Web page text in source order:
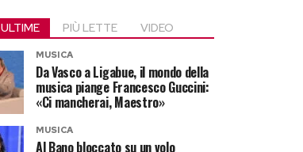
ULTIME PIÙ LETTE VIDEO
MUSICA
Da Vasco a Ligabue, il mondo della
musica piange Francesco Guccini:
«Ci mancherai, Maestro»
MUSICA
Al Bano bloccato su un volo